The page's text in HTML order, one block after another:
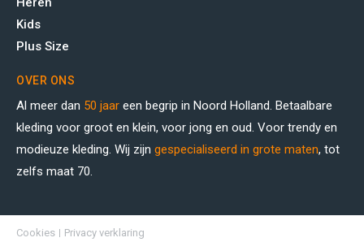
Kids
Plus Size
OVER ONS
Al meer dan 50 jaar een begrip in Noord Holland. Betaalbare
kleding voor groot en klein, voor jong en oud. Voor trendy en
modieuze kleding. Wij zijn gespecialiseerd in grote maten, tot
zelfs maat 70.
Cookies Privacy verklaring